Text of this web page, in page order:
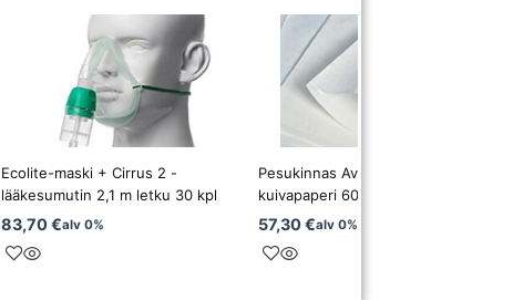
Ecolite-maski + Cirrus 2 -
lääkesumutin 2,1 m letku 30 kpl
83,70€alv 0%
Pesukinnas Avalon 5138
kuivapaperi 60G laminoimaton
57,30€alv 0%